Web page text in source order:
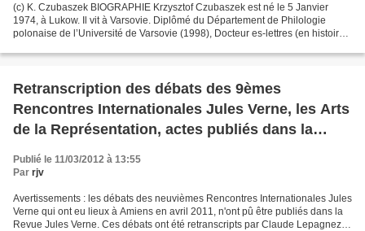
(c) K. Czubaszek BIOGRAPHIE Krzysztof Czubaszek est né le 5 Janvier
1974, à Lukow. Il vit à Varsovie. Diplômé du Département de Philologie
polonaise de l’Université de Varsovie (1998), Docteur es-lettres (en histoire)
Retranscription des débats des 9èmes
Rencontres Internationales Jules Verne, les Arts
de la Représentation, actes publiés dans la
Publié le 11/03/2012 à 13:55
Par rjv
Avertissements : les débats des neuvièmes Rencontres Internationales Jules
Verne qui ont eu lieux à Amiens en avril 2011, n'ont pû être publiés dans la
Revue Jules Verne. Ces débats ont été retranscripts par Claude Lepagnez,